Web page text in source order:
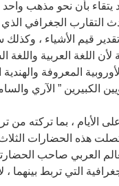
يتقاء بأن نحو مذهب
التقارب الجغرافي
قيم الأشياء ، وكذلك
اللغة العربية
المعروفة
الكبيرين ” الآري
الأيام ، بما تركته
هذه الحضارات
العربي صاحب
التي تربط بينهما